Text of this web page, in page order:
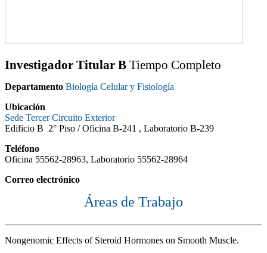
Investigador Titular B Tiempo Completo
Departamento Biología Celular y Fisiología
Ubicación
Sede Tercer Circuito Exterior
Edificio B 2° Piso /Oficina B-241 , Laboratorio B-239
Teléfono
Oficina 55562-28963, Laboratorio 55562-28964
Correo electrónico
Áreas de Trabajo
Nongenomic Effects of Steroid Hormones on Smooth Muscle.